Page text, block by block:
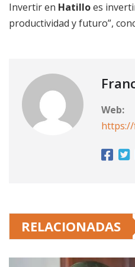
Invertir en Hatilloes
productividad y futuro”,
Web:
RELACIONADAS